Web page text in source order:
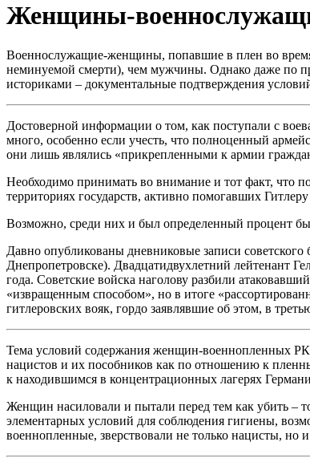
Женщины-
Военнослужащие-женщины, попавшие в плен во
неминуемой смерти), чем мужчины. Однако даже по
историками – документальные подтверждения
Достоверной информации о том, как поступали с
много, особенно если учесть, что полноценный
они лишь являлись «прикрепленными к армии
Необходимо принимать во внимание и тот факт, что
территориях государств, активно помогавших
Возможно, среди них и был определенный процент
Давно опубликованы дневниковые записи
Днепропетровске). Двадцатидвухлетний лейтенант
года. Советские войска наголову разбили
«извращенным способом», но в итоге
гитлеровских вояк, гордо заявлявшие об этом, в
Тема условий содержания женщин-военнопленных
нацистов и их пособников как по отношению к
к находившимся в концентрационных лагерях
Женщин насиловали и пытали перед тем как убить –
элементарных условий для соблюдения гигиены,
военнопленные, зверствовали не только нацисты,